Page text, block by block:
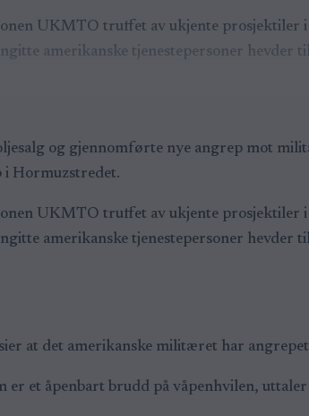
UKMTO truffet av ukjente prosjektiler
amerikanske tjenestepersoner hevder til
og gjennomførte nye angrep mot
i Hormuzstredet.
UKMTO truffet av ukjente prosjektiler
amerikanske tjenestepersoner hevder
at det amerikanske militæret har
et åpenbart brudd på våpenhvilen, uttaler